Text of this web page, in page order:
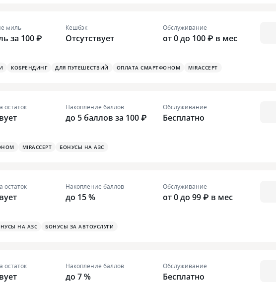
миль
за 100 ₽
Кешбэк
Отсутствует
Обслуживание
от 0 до 100 ₽ в мес
КОБРЕНДИНГ ДЛЯ ПУТЕШЕСТВИЙ ОПЛАТА СМАРТФОНОМ MIRACCEPT
остаток Накопление баллов
до 5 баллов за 100 ₽
Обслуживание
Бесплатно
MIRACCEPT БОНУСЫ НА АЗС
остаток Накопление баллов
до 15 %
Обслуживание
от 0 до 99 ₽ в мес
НА АЗС БОНУСЫ ЗА АВТОУСЛУГИ
остаток Накопление баллов
до 7 %
Обслуживание
Бесплатно